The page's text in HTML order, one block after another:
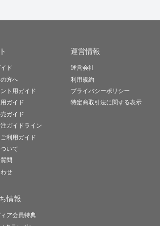
ド
方へ
ト用ガイド
ガイド
ガイド
ガイドライン
利用ガイド
いて
問
せ
情報
ア会員特典
運営情報
運営会社
利用規約
プライバシーポリシー
特定商取引法に関する表示